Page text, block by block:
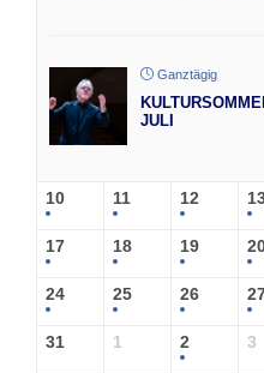
Ganztägig
JULI
10 11 12
17 18 19
24 25 26
31 1 2 3